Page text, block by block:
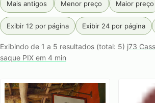
Mais antigos Menor preço Maior preço
Exibir 12 por página Exibir 24 por página
Exibindo de 1 a 5 resultados (total: 5) j73
saque PIX em 4 min